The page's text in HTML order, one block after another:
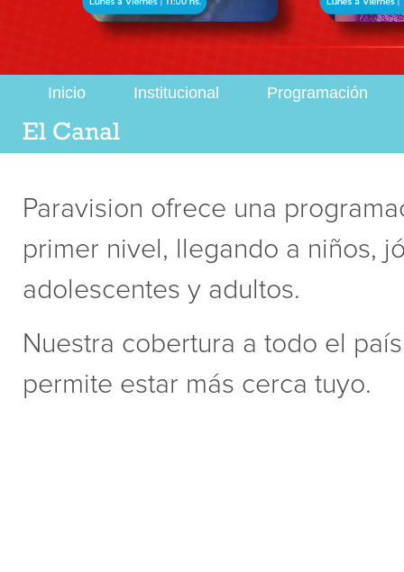
Inicio Institucional Programación
El Canal
Paravision ofrece una
primer nivel, llegando a niños,
adolescentes y adultos.
Nuestra cobertura a todo el
permite estar más cerca tuyo.